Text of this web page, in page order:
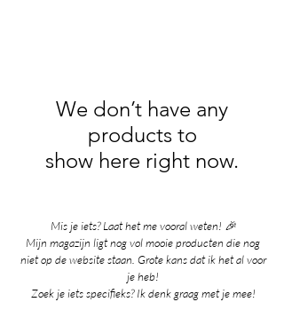
We don’t have any
products to
show here right now.
Mis je iets? Laat het me vooral weten! 🎉
Mijn magazijn ligt nog vol mooie producten die nog
niet op de website staan. Grote kans dat ik het al voor
je heb!
Zoek je iets specifieks? Ik denk graag met je mee!